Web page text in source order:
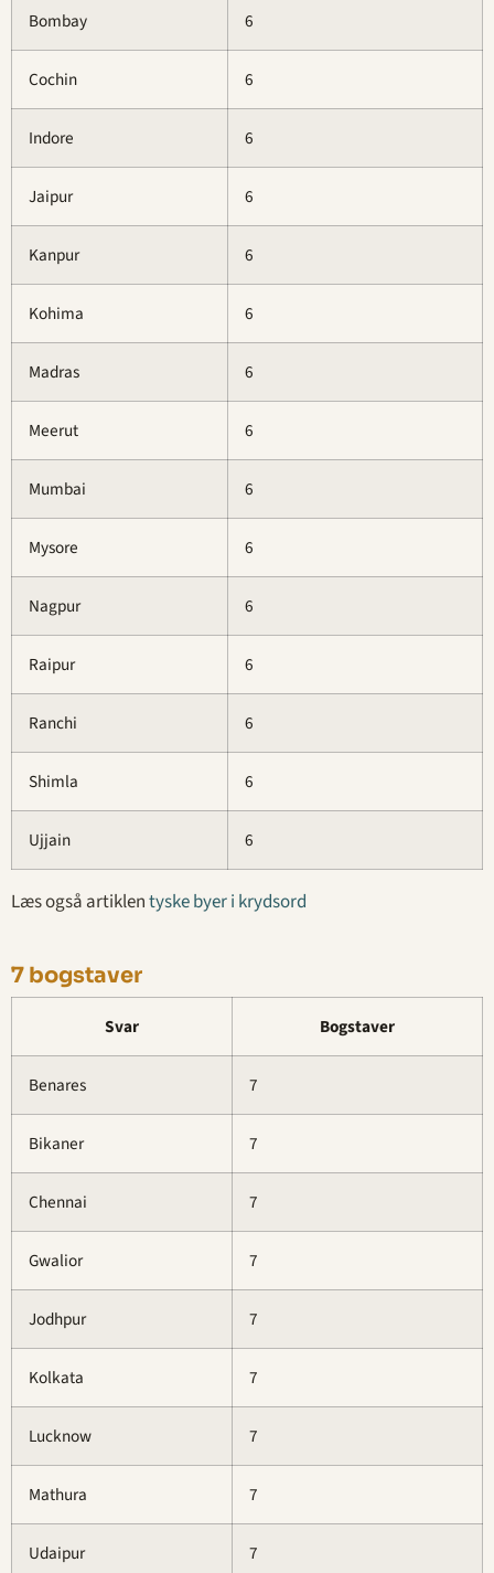
Bombay 6
Cochin 6
Indore 6
Jaipur 6
Kanpur 6
Kohima 6
Madras 6
Meerut 6
Mumbai 6
Mysore 6
Nagpur 6
Raipur 6
Ranchi 6
Shimla 6
Ujjain 6
Læs også artiklentyske byer i krydsord
7 bogstaver
Svar Bogstaver
Benares 7
Bikaner 7
Chennai 7
Gwalior 7
Jodhpur 7
Kolkata 7
Lucknow 7
Mathura 7
Udaipur 7